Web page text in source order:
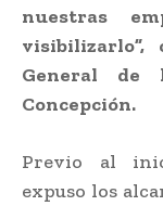
nuestras
visibilizarlo”,
General de
Concepción.
Previo al
expuso los